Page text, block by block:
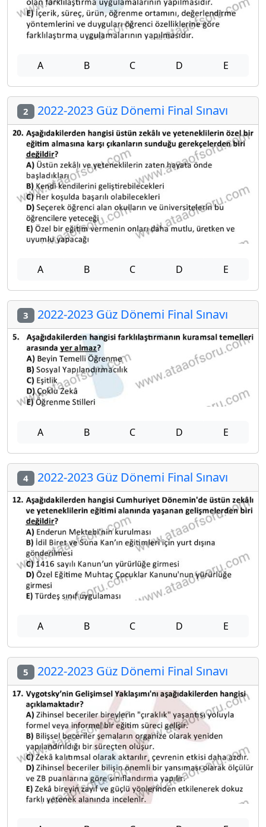
A B C D E
2 2022-2023 Güz Dönemi Final Sınavı
A B C D E
3 2022-2023 Güz Dönemi Final Sınavı
A B C D E
4 2022-2023 Güz Dönemi Final Sınavı
A B C D E
5 2022-2023 Güz Dönemi Final Sınavı